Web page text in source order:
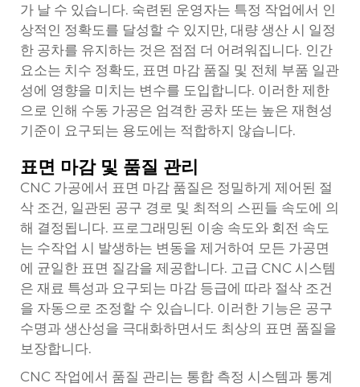
가 날 수 있습니다. 숙련된 운영자는 특정 작업에서 인
상적인 정확도를 달성할 수 있지만, 대량 생산 시 일정
한 공차를 유지하는 것은 점점 더 어려워집니다. 인간
요소는 치수 정확도, 표면 마감 품질 및 전체 부품 일관
성에 영향을 미치는 변수를 도입합니다. 이러한 제한
으로 인해 수동 가공은 엄격한 공차 또는 높은 재현성
기준이 요구되는 용도에는 적합하지 않습니다.
표면 마감 및 품질 관리
CNC 가공에서 표면 마감 품질은 정밀하게 제어된 절
삭 조건, 일관된 공구 경로 및 최적의 스핀들 속도에 의
해 결정됩니다. 프로그래밍된 이송 속도와 회전 속도
는 수작업 시 발생하는 변동을 제거하여 모든 가공면
에 균일한 표면 질감을 제공합니다. 고급 CNC 시스템
은 재료 특성과 요구되는 마감 등급에 따라 절삭 조건
을 자동으로 조정할 수 있습니다. 이러한 기능은 공구
수명과 생산성을 극대화하면서도 최상의 표면 품질을
보장합니다.
CNC 작업에서 품질 관리는 통합 측정 시스템과 통계